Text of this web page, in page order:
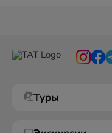
Туры